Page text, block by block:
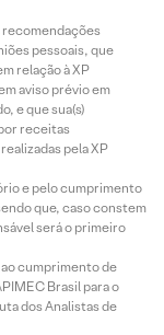
recomendações
pessoais, que
relação à XP
aviso prévio em
e que sua(s)
receitas
pela XP
e pelo cumprimento
que, caso constem
será o primeiro
cumprimento de
Brasil para o
dos Analistas de